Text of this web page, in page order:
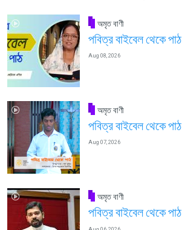
অমৃত বাণী
পবিত্র বাইবেল থেকে পাঠ
Aug 08, 2026
অমৃত বাণী
পবিত্র বাইবেল থেকে পাঠ
Aug 07, 2026
অমৃত বাণী
পবিত্র বাইবেল থেকে পাঠ